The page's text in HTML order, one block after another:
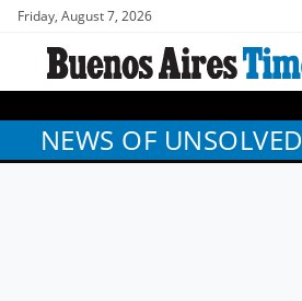
Friday, August 7, 2026
NEWS OF UNSOLVED